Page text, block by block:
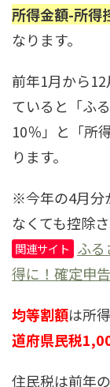
所得金額-所
なります。
前年1月から
ていると「ふ
10％」と「所
ります。
※今年の4月分
なくても控除さ
関連サイト ふる
得に！確定申
均等割額は所
道府県民税
住民税は前年